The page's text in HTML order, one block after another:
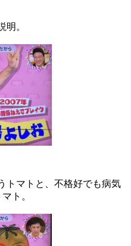
明。
トマトと、不格好でも病気
ト。